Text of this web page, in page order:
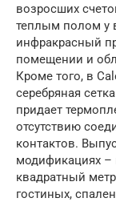
возросших
теплым полом у
инфракрасный
помещении и
Кроме того, в
серебряная
придает
отсутствию
контактов.
модификациях –
квадратный
гостиных,